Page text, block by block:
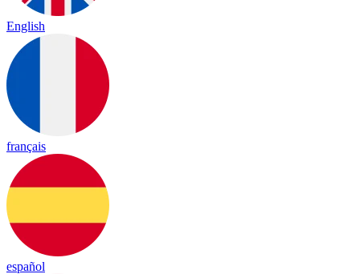
English
français
español